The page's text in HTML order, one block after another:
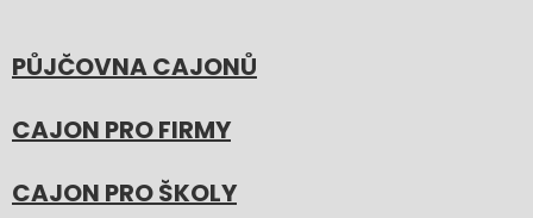
PŮJČOVNA CAJONŮ
CAJON PRO FIRMY
CAJON PRO ŠKOLY